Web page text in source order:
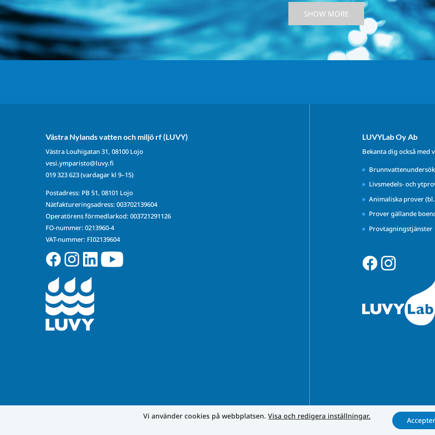
SHOW MORE
Västra Nylands vatten och miljö rf (LUVY)
Västra Louhigatan 31, 08100 Lojo
vesi.ymparisto@luvy.fi
019 323 623(vardagar kl 9–15)
Postadress: PB 51, 08101 Lojo
Nätfaktureringsadress: 003702139604
Operatörens förmedlarkod: 003721291126
FO-nummer: 0213960-4
VAT-nummer: FI02139604
LUVYLab Oy Ab
Bekanta dig också
Livsmedels- och
Animaliska prover
Prover gällande
Provtagningstjänster
Vi använder cookies på webbplatsen.Visa och redigera inställningar.